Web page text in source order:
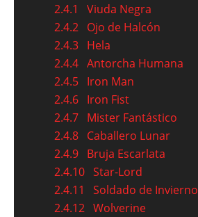
2.4.1
Viuda Negra
2.4.2 Ojo de Halcón
2.4.3 Hela
2.4.4 Antorcha Humana
2.4.5 Iron Man
2.4.6 Iron Fist
2.4.7 Mister Fantástico
2.4.8 Caballero Lunar
2.4.9 Bruja Escarlata
2.4.10 Star-Lord
2.4.11
Soldado de Invierno
2.4.12 Wolverine